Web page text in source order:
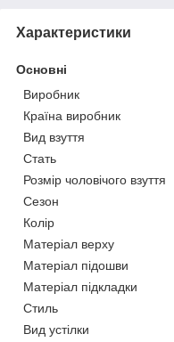
Характеристики
Основні
Виробник
Країна виробник
Вид взуття
Стать
Розмір чоловічого взуття
Сезон
Колір
Матеріал верху
Матеріал підошви
Матеріал підкладки
Стиль
Вид устілки